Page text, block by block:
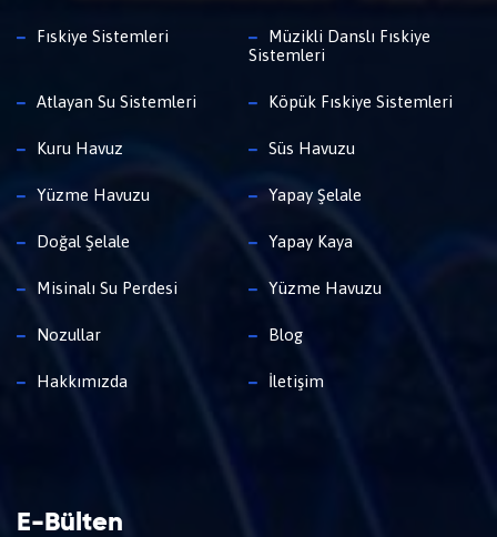
Fıskiye Sistemleri
Müzikli Danslı Fıskiye
Sistemleri
Atlayan Su Sistemleri Köpük Fıskiye Sistemleri
Kuru Havuz Süs Havuzu
Yüzme Havuzu Yapay Şelale
Doğal Şelale Yapay Kaya
Misinalı Su Perdesi Yüzme Havuzu
Nozullar Blog
Hakkımızda İletişim
E-Bülten